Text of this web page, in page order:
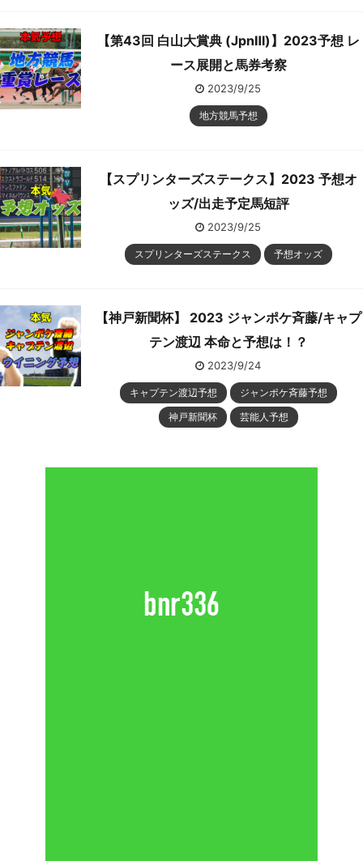
【第43回 白山大賞典 (JpnⅢ)】2023予想 レ
ース展開と馬券考察
2023/9/25
地方競馬予想
【スプリンターズステークス】2023 予想オ
ッズ/出走予定馬短評
2023/9/25
スプリンターズステークス 予想オッズ
【神戸新聞杯】 2023 ジャンポケ斉藤/キャプ
テン渡辺 本命と予想は！？
2023/9/24
キャプテン渡辺予想
ジャンポケ斉藤予想
神戸新聞杯
芸能人予想